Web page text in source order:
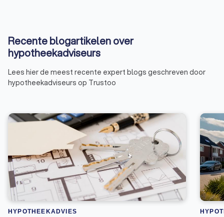
Recente blogartikelen over
hypotheekadviseurs
Lees hier de meest recente expert blogs geschreven door
hypotheekadviseurs op Trustoo
HYPOTHEEKADVIES